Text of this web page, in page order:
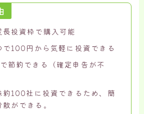
長投資枠で購入可能
で100円から気軽に投資できる
節約できる（確定申告が不
約100社に投資できるため、簡
ができる。